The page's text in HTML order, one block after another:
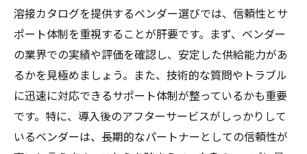
溶接カタログと技術進化の関係性を探る
技術進化とカタログの役割
カタログから読み取る技術トレンドの変遷
技術革新に伴うカタログ更新の必要性
カタログを通じた技術進化の促進方法
過去のカタログと現代の技術進化の比較
溶接カタログを提供するベンダー選びでは、信頼性とサ
ポート体制を重視することが肝要です。まず、ベンダー
の業界での実績や評価を確認し、安定した供給能力があ
るかを見極めましょう。また、技術的な質問やトラブル
に迅速に対応できるサポート体制が整っているかも重要
です。特に、導入後のアフターサービスがしっかりして
いるベンダーは、長期的なパートナーとしての信頼性が